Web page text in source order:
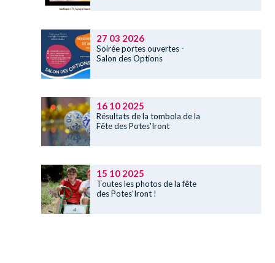
27 03 2026
Soirée portes ouvertes -
Salon des Options
16 10 2025
Résultats de la tombola de la
Fête des Potes'Iront
15 10 2025
Toutes les photos de la fête
des Potes’Iront !